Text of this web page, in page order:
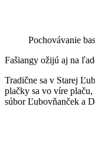
Pochovávanie
Fašiangy ožijú aj na
Tradične sa v Starej
plačky sa vo víre
súbor Ľubovňanček a